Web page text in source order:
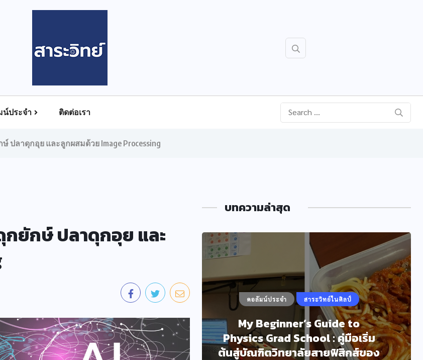
น์ประจำ ติดต่อเรา
ปลาดุกอุย และลูกผสมด้วย Image Processing
ยักษ์ ปลาดุกอุย และ
บทความล่าสุด
เหตุละเมิดความเป็นส่วนตัวส่วน
ใหญ่ จะเกิดจากการคาดเดาที่สรุป
โดย AI หรือ AI-Generated
คอลัมน์ประจำ สาระวิทย์ในศิลป์
My Beginner’s Guide to
Physics Grad School : คู่มือเริ่ม
ต้นสู่บัณฑิตวิทยาลัยสายฟิสิกส์ของ